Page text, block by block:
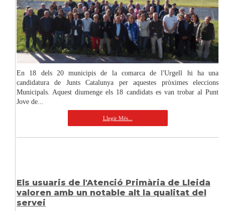
En 18 dels 20 municipis de la comarca de l'Urgell hi ha una
candidatura de Junts Catalunya per aquestes pròximes eleccions
Municipals. Aquest diumenge els 18 candidats es van trobar al Punt
Jove de...
Llegir Més...
Els usuaris de l'Atenció Primària de Lleida
valoren amb un notable alt la qualitat del
servei